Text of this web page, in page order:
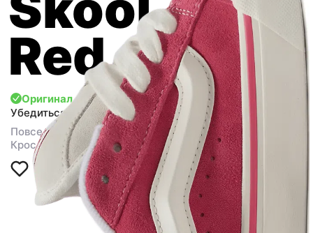
Red
Оригинал
Убедиться
Повседневная обувь
Кроссовки